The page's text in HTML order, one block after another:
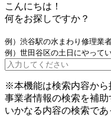
こんにちは！
何をお探しですか？
例）渋谷駅の水まわり修理業
例）世田谷区の土日にやって
※本機能は検索内容から
事業者情報の検索を補助
いかなる内容の検索で